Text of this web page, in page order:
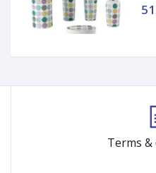
Terms